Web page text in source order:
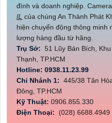
đình và doanh nghiệp. Camera
IL của chúng An Thành Phát
hiện chuyển động thông minh
lượng hàng đầu từ hãng.
Trụ Sở: 51 Lũy Bán Bích,
Thạnh, TP.HCM
Hotline: 0938.11.23.99
Chi Nhánh 1: 445/38 Tân
Đông, TP.HCM
Kỹ Thuật: 0906.855.330
Điện Thoại: (028) 6688.4949